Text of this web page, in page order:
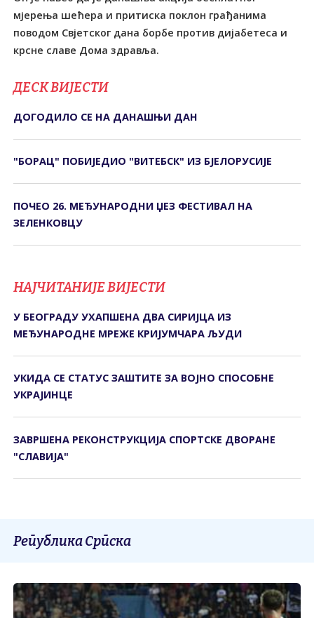
мјерења шећера и притиска поклон грађанима
поводом Свјетског дана борбе против дијабетеса и
крсне славе Дома здравља.
ДЕСК ВИЈЕСТИ
ДОГОДИЛО СЕ НА ДАНАШЊИ ДАН
"БОРАЦ" ПОБИЈЕДИО "ВИТЕБСК" ИЗ БЈЕЛОРУСИЈЕ
ПОЧЕО 26. МЕЂУНАРОДНИ ЏЕЗ ФЕСТИВАЛ НА
ЗЕЛЕНКОВЦУ
НАЈЧИТАНИЈЕ ВИЈЕСТИ
У БЕОГРАДУ УХАПШЕНА ДВА СИРИЈЦА ИЗ
МЕЂУНАРОДНЕ МРЕЖЕ КРИЈУМЧАРА ЉУДИ
УКИДА СЕ СТАТУС ЗАШТИТЕ ЗА ВОЈНО СПОСОБНЕ
УКРАЈИНЦЕ
ЗАВРШЕНА РЕКОНСТРУКЦИЈА СПОРТСКЕ ДВОРАНЕ
"СЛАВИЈА"
Република Српска